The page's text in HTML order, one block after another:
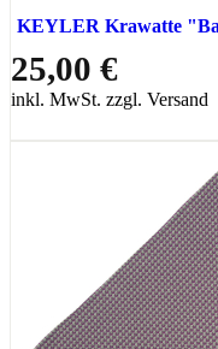
KEYLER Krawatte
25,00 €
inkl. MwSt. zzgl. Versand